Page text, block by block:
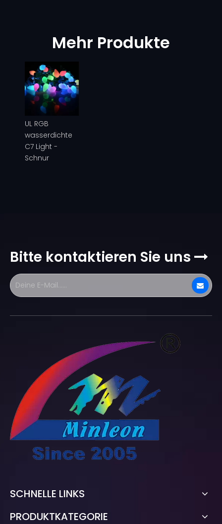
Mehr Produkte
UL RGB
wasserdichte
C7 Light -
Schnur
Bitte kontaktieren Sie uns 
SCHNELLE LINKS
PRODUKTKATEGORIE